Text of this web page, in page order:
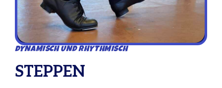
DYNAMISCH UND RHYTHMISCH
STEPPEN